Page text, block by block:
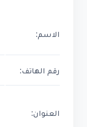
الاسم:
رقم الهاتف:
العنوان: